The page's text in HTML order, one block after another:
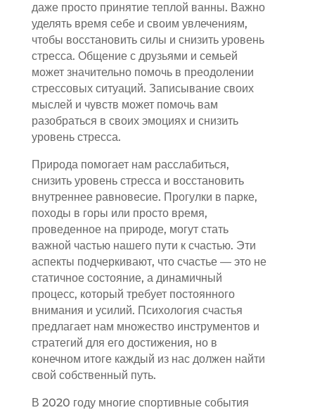
даже просто принятие теплой ванны. Важно
уделять время себе и своим увлечениям,
чтобы восстановить силы и снизить уровень
стресса. Общение с друзьями и семьей
может значительно помочь в преодолении
стрессовых ситуаций. Записывание своих
мыслей и чувств может помочь вам
разобраться в своих эмоциях и снизить
уровень стресса.
Природа помогает нам расслабиться,
снизить уровень стресса и восстановить
внутреннее равновесие. Прогулки в парке,
походы в горы или просто время,
проведенное на природе, могут стать
важной частью нашего пути к счастью. Эти
аспекты подчеркивают, что счастье — это не
статичное состояние, а динамичный
процесс, который требует постоянного
внимания и усилий. Психология счастья
предлагает нам множество инструментов и
стратегий для его достижения, но в
конечном итоге каждый из нас должен найти
свой собственный путь.
В 2020 году многие спортивные события